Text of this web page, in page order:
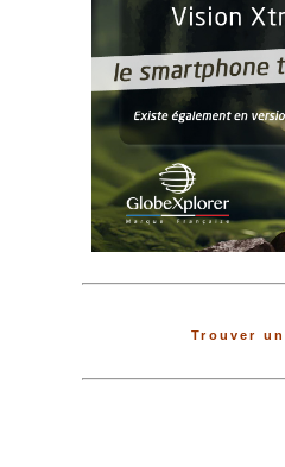
Trouver